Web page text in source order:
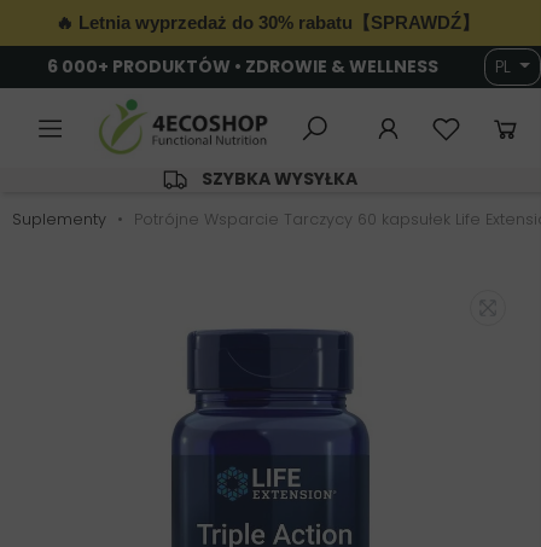
🔥 Letnia wyprzedaż do 30% rabatu【SPRAWDŹ】
6 000+ PRODUKTÓW • ZDROWIE & WELLNESS PL
SZYBKA WYSYŁKA
Suplementy Potrójne Wsparcie Tarczycy 60 kapsułek Life